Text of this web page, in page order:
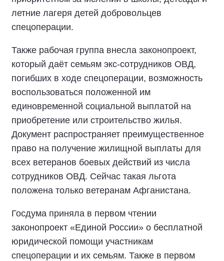
летние лагеря детей добровольцев
спецоперации.
Также рабочая группа внесла законопроект,
который даёт семьям экс-сотрудников ОВД,
погибших в ходе спецоперации, возможность
воспользоваться положенной им
единовременной социальной выплатой на
приобретение или строительство жилья.
Документ распространяет преимущественное
право на получение жилищной выплаты для
всех ветеранов боевых действий из числа
сотрудников ОВД. Сейчас такая льгота
положена только ветеранам Афганистана.
Госдума приняла в первом чтении
законопроект «Единой России» о бесплатной
юридической помощи участникам
спецоперации и их семьям. Также в первом